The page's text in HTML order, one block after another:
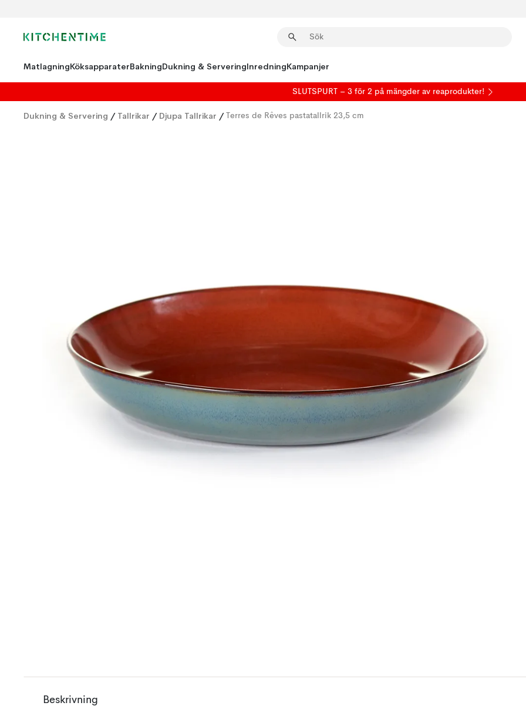
MatlagningKöksapparaterBakningDukning & ServeringInredningKampanjer
SLUTSPURT – 3 för 2 på mängder av reaprodukter!
Dukning & Servering / Tallrikar / Djupa Tallrikar / Terres de Rêves pastatallrik 23,5 cm
Beskrivning